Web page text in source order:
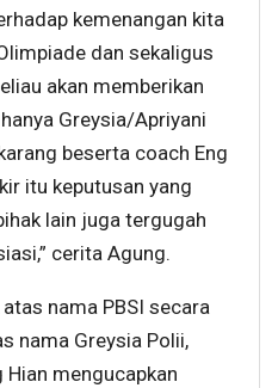
kemenangan kita
dan sekaligus
akan memberikan
Greysia/Apriyani
beserta coach Eng
itu keputusan yang
lain juga tergugah
cerita Agung.
nama PBSI secara
nama Greysia Polii,
Hian mengucapkan